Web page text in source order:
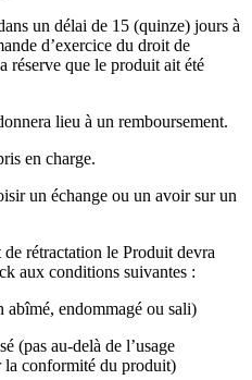
un délai de 15 (quinze) jours à
d’exercice du droit de
réserve que le produit ait été
lieu à un remboursement.
en charge.
un échange ou un avoir sur un
rétractation le Produit devra
aux conditions suivantes :
abîmé, endommagé ou sali)
(pas au-delà de l’usage
la conformité du produit)